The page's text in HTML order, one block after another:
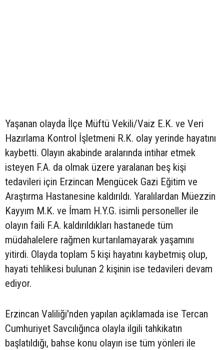
Yaşanan olayda İlçe Müftü Vekili/Vaiz E.K. ve Veri
Hazırlama Kontrol İşletmeni R.K. olay yerinde hayatını
kaybetti. Olayın akabinde aralarında intihar etmek
isteyen F.A. da olmak üzere yaralanan beş kişi
tedavileri için Erzincan Mengücek Gazi Eğitim ve
Araştırma Hastanesine kaldırıldı. Yaralılardan Müezzin
Kayyım M.K. ve İmam H.Y.G. isimli personeller ile
olayın faili F.A. kaldırıldıkları hastanede tüm
müdahalelere rağmen kurtarılamayarak yaşamını
yitirdi. Olayda toplam 5 kişi hayatını kaybetmiş olup,
hayati tehlikesi bulunan 2 kişinin ise tedavileri devam
ediyor.
Erzincan Valiliği'nden yapılan açıklamada ise Tercan
Cumhuriyet Savcılığınca olayla ilgili tahkikatın
başlatıldığı, bahse konu olayın ise tüm yönleri ile